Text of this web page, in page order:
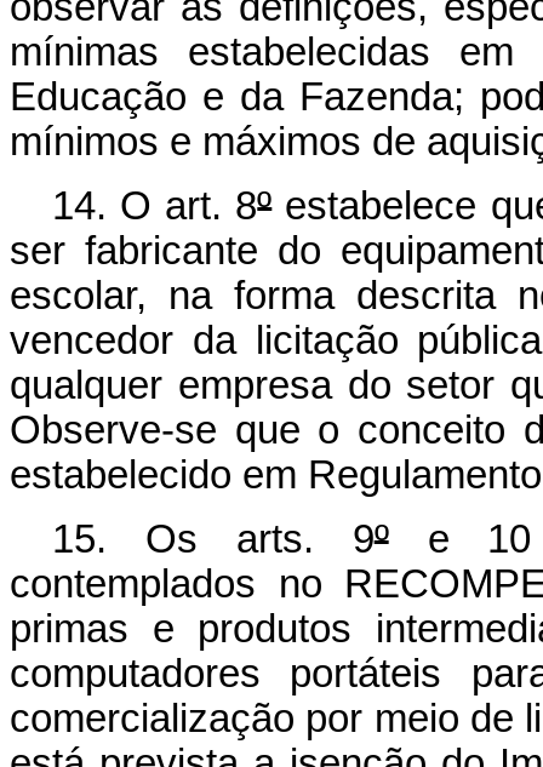
mínimas estabelecidas
Educação e da Fazenda;
mínimos e máximos de
14. O art. 8ºestabelece
ser fabricante do
escolar, na forma descrita
vencedor da licitação
qualquer empresa do setor
Observe-se que o conceito
estabelecido em
15. Os arts. 9ºe 10
contemplados no
primas e produtos
computadores portáteis
comercialização por meio de